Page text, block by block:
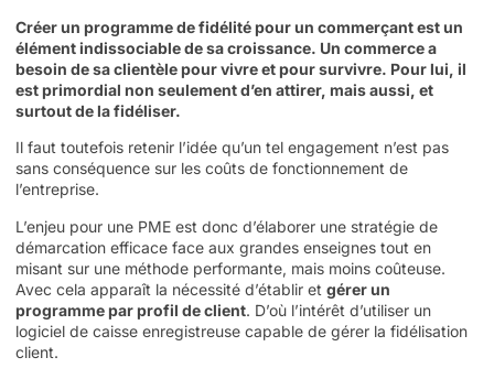
Créer un programme de fidélité pour un commerçant est un
élément indissociable de sa croissance. Un commerce a
besoin de sa clientèle pour vivre et pour survivre. Pour lui, il
est primordial non seulement d’en attirer, mais aussi, et
surtout de la fidéliser.
Il faut toutefois retenir l’idée qu’un tel engagement n’est pas
sans conséquence sur les coûts de fonctionnement de
l’entreprise.
L’enjeu pour une PME est donc d’élaborer une stratégie de
démarcation efficace face aux grandes enseignes tout en
misant sur une méthode performante, mais moins coûteuse.
Avec cela apparaît la nécessité d’établir et gérer un
programme par profil de client. D’où l’intérêt d’utiliser un
logiciel de caisse enregistreuse capable de gérer la fidélisation
client.